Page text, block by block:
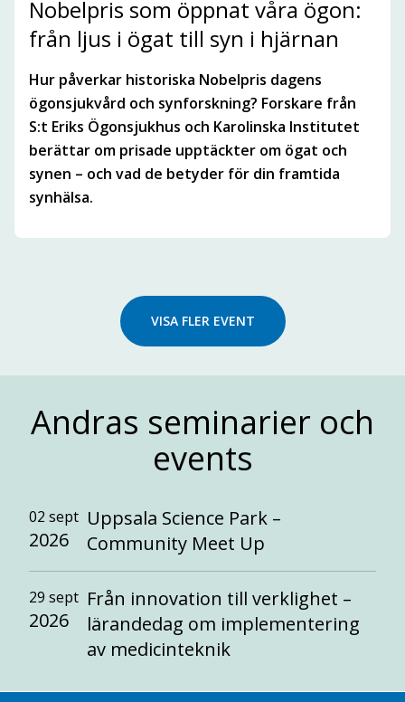
Nobelpris som öppnat våra ögon:
från ljus i ögat till syn i hjärnan
Hur påverkar historiska Nobelpris dagens
ögonsjukvård och synforskning? Forskare från
S:t Eriks Ögonsjukhus och Karolinska Institutet
berättar om prisade upptäckter om ögat och
synen – och vad de betyder för din framtida
synhälsa.
VISA FLER EVENT
Andras seminarier och
events
02 sept
2026
Uppsala Science Park –
Community Meet Up
29 sept
2026
Från innovation till verklighet –
lärandedag om implementering
av medicinteknik